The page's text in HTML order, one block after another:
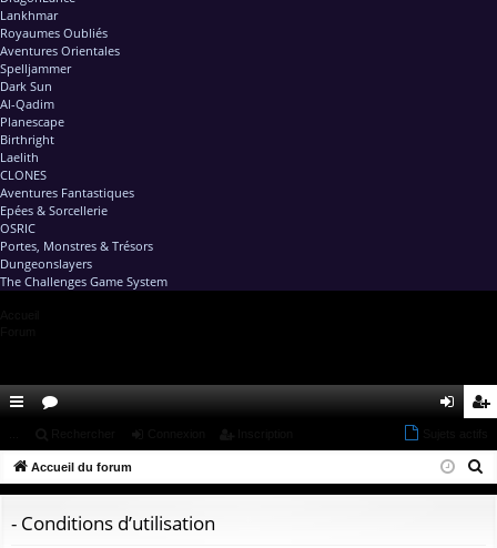
Lankhmar
Royaumes Oubliés
Aventures Orientales
Spelljammer
Dark Sun
Al-Qadim
Planescape
Birthright
Laelith
CLONES
Aventures Fantastiques
Epées & Sorcellerie
OSRIC
Portes, Monstres & Trésors
Dungeonslayers
The Challenges Game System
co u
s
ne cri
Accueil du forum
- Conditions d’utilisation